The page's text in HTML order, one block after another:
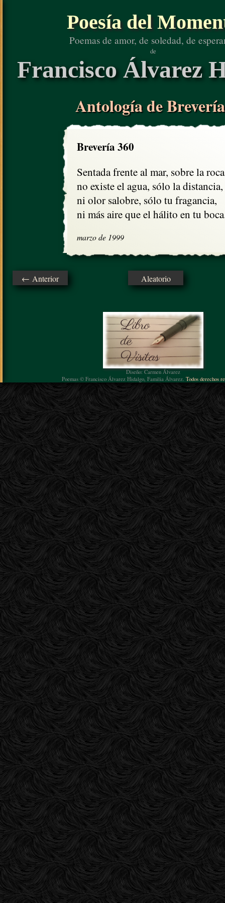
Poesía del
Poemas de amor, de soledad, de
de
Francisco Álvarez
Antología de
Brevería 360
Sentada frente al mar, sobre la
no existe el agua, sólo la distancia,
ni olor salobre, sólo tu fragancia,
ni más aire que el hálito en tu
marzo de 1999
← Anterior Aleatorio
Diseño: Carmen Álvarez
Poemas © Francisco Álvarez Hidalgo, Familia Álvarez. Todos derechos